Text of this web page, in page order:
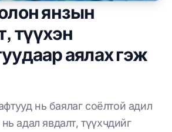
янзын
түүхэн
аялах гэж
нь баялаг соёлтой адил
адал явдалт, түүхчдийг